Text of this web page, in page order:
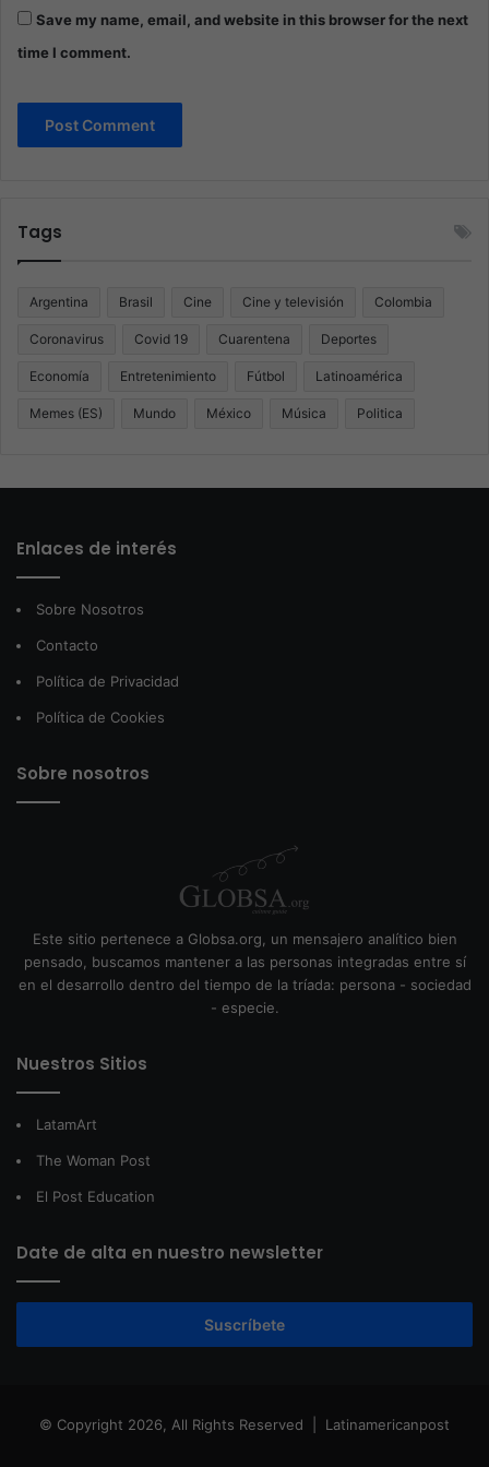
Save my name, email, and website in this browser for the next
time I comment.
Tags
Argentina Brasil Cine Cine y televisión Colombia
Coronavirus Covid 19 Cuarentena Deportes
Economía Entretenimiento Fútbol Latinoamérica
Memes (ES) Mundo México Música Politica
Enlaces de interés
Sobre Nosotros
Contacto
Política de Privacidad
Política de Cookies
Sobre nosotros
Este sitio pertenece a Globsa.org, un mensajero analítico bien
pensado, buscamos mantener a las personas integradas entre sí
en el desarrollo dentro del tiempo de la tríada: persona - sociedad
- especie.
Nuestros Sitios
LatamArt
The Woman Post
El Post Education
Date de alta en nuestro newsletter
Suscríbete
© Copyright 2026, All Rights Reserved | Latinamericanpost